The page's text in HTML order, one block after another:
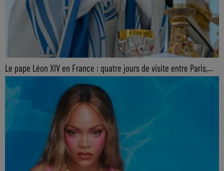
Le pape Léon XIV en France : quatre jours de visite entre Paris,...